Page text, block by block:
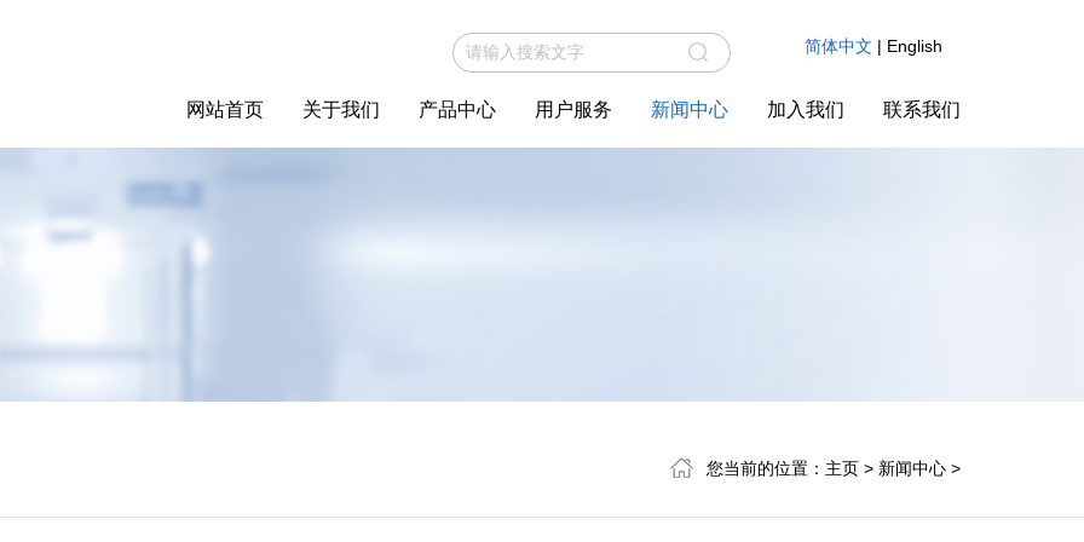
简体中文 | English
网站首页 关于我们 产品中心 用户服务 新闻中心 加入我们 联系我们
您当前的位置： 主页 > 新闻中心 >